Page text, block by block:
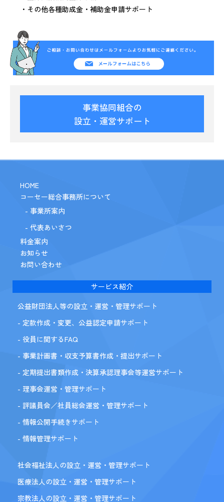
・その他各種助成金・補助金申請サポート
事業協同組合の
設立・運営サポート
HOME
コーセー総合事務所について
- 事業所案内
- 代表あいさつ
料金案内
お知らせ
お問い合わせ
サービス紹介
公益財団法人等の設立・運営・管理サポート
- 定款作成・変更、公益認定申請サポート
- 役員に関するFAQ
- 事業計画書・収支予算書作成・提出サポート
- 定期提出書類作成・決算承認理事会等運営サポート
- 理事会運営・管理サポート
- 評議員会／社員総会運営・管理サポート
- 情報公開手続きサポート
- 情報管理サポート
社会福祉法人の設立・運営・管理サポート
医療法人の設立・運営・管理サポート
宗教法人の設立・運営・管理サポート